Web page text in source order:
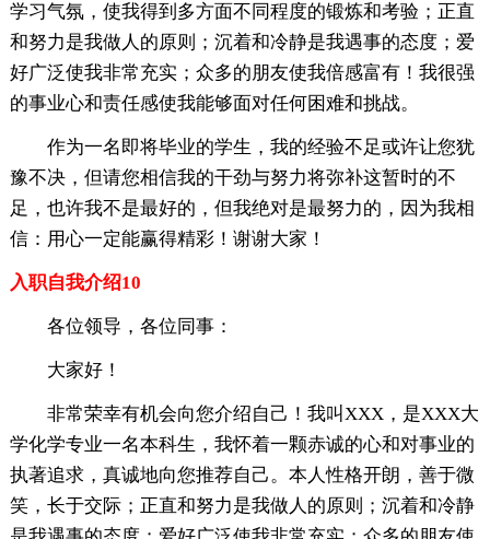
学习气氛，使我得到多方面不同程度的锻炼和考验；正直
和努力是我做人的原则；沉着和冷静是我遇事的态度；爱
好广泛使我非常充实；众多的朋友使我倍感富有！我很强
的事业心和责任感使我能够面对任何困难和挑战。
作为一名即将毕业的学生，我的经验不足或许让您犹
豫不决，但请您相信我的干劲与努力将弥补这暂时的不
足，也许我不是最好的，但我绝对是最努力的，因为我相
信：用心一定能赢得精彩！谢谢大家！
入职自我介绍10
各位领导，各位同事：
大家好！
非常荣幸有机会向您介绍自己！我叫XXX，是XXX大
学化学专业一名本科生，我怀着一颗赤诚的心和对事业的
执著追求，真诚地向您推荐自己。本人性格开朗，善于微
笑，长于交际；正直和努力是我做人的原则；沉着和冷静